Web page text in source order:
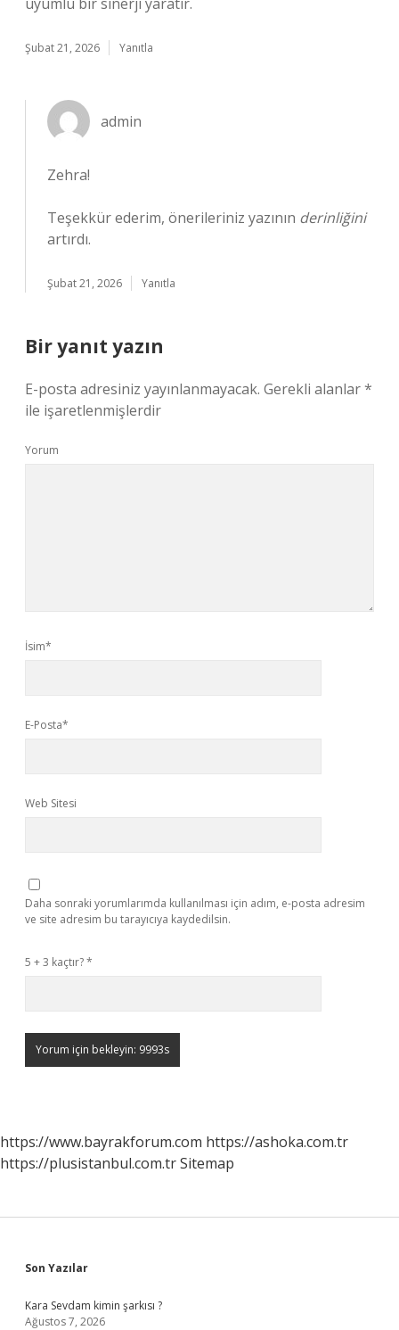
Şubat 21, 2026 Yanıtla
admin
Zehra!
Teşekkür ederim, önerileriniz yazının derinliğini
artırdı.
Şubat 21, 2026 Yanıtla
Bir yanıt yazın
E-posta adresiniz yayınlanmayacak. Gerekli alanlar*
ile işaretlenmişlerdir
Yorum
İsim*
E-Posta*
Web Sitesi
Daha sonraki yorumlarımda kullanılması için adım, e-posta adresim
ve site adresim bu tarayıcıya kaydedilsin.
5 + 3 kaçtır?*
https://www.bayrakforum.com https://ashoka.com.tr
https://plusistanbul.com.trSitemap
Sidebar
Son Yazılar
Kara Sevdam kimin şarkısı ?
Ağustos 7, 2026